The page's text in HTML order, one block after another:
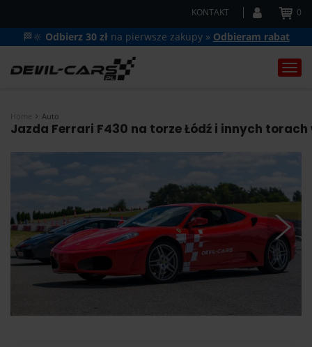
KONTAKT 0
🏁🔆 Odbierz 30 zł na pierwsze zakupy » Odbieram rabat
Home Auto
Jazda Ferrari F430 na torze Łódź i innych torach